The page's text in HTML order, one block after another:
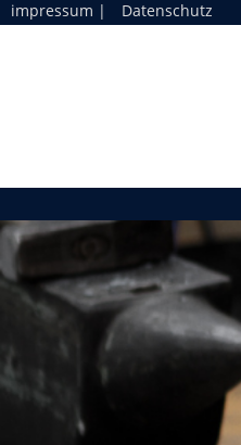
impressum | Datenschutz